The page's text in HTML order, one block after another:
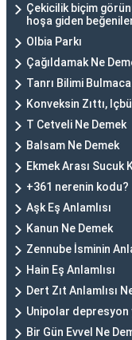
Çekicilik biçim
hoşa giden
Olbia Parkı
Çağıldamak Ne
Tanrı Bilimi Bulmaca
Konveksin Zıttı,
T Cetveli Ne Demek
Balsam Ne Demek
Ekmek Arası Sucuk
+361 nerenin kodu?
Aşk Eş Anlamlısı
Kanun Ne Demek
Zennube İsminin
Hain Eş Anlamlısı
Dert Zıt Anlamlısı
Unipolar depresyon
Bir Gün Evvel Ne